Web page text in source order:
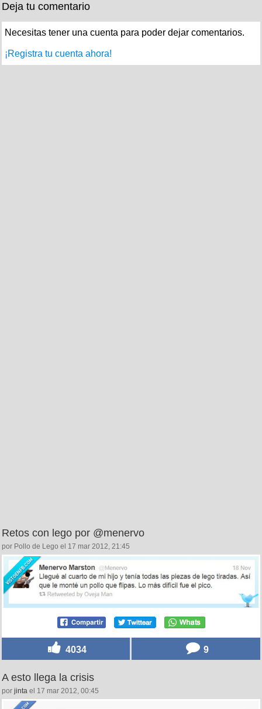
Deja tu comentario
Necesitas tener una cuenta para poder dejar comentarios.
¡Registra tu cuenta ahora!
Retos con lego por @menervo
por Pollo de Lego el 17 mar 2012, 21:45
4034 9
A esto llega la crisis
por jinta el 17 mar 2012, 00:45